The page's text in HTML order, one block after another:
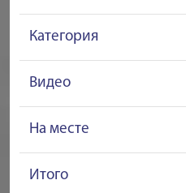
Категория
Видео
На месте
Итого